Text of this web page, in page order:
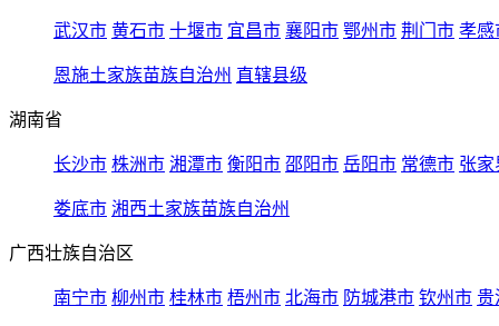
武汉市 黄石市 十堰市 宜昌市 襄阳市 鄂州市 荆门市 孝感
恩施土家族苗族自治州 直辖县级
湖南省
长沙市 株洲市 湘潭市 衡阳市 邵阳市 岳阳市 常德市 张家
娄底市 湘西土家族苗族自治州
广西壮族自治区
南宁市 柳州市 桂林市 梧州市 北海市 防城港市 钦州市 贵